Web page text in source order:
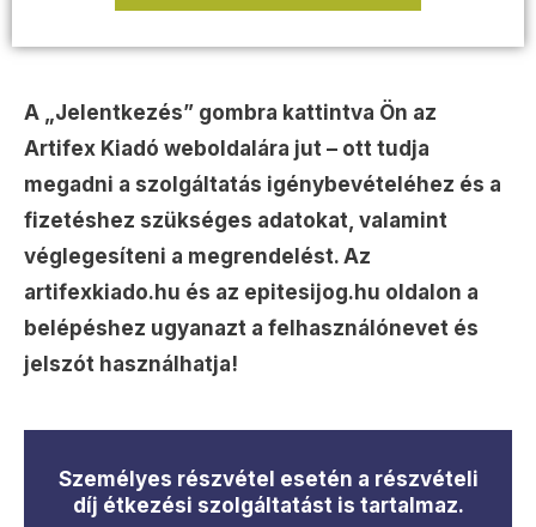
A „Jelentkezés” gombra kattintva Ön az
Artifex Kiadó weboldalára jut – ott tudja
megadni a szolgáltatás igénybevételéhez és a
fizetéshez szükséges adatokat, valamint
véglegesíteni a megrendelést. Az
artifexkiado.hu és az epitesijog.hu oldalon a
belépéshez ugyanazt a felhasználónevet és
jelszót használhatja!
Személyes részvétel esetén a részvételi
díj étkezési szolgáltatást is tartalmaz.